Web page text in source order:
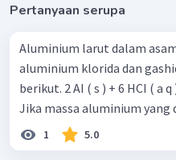
Pertanyaan serupa
Aluminium larut dalam
aluminium klorida dan
berikut. 2 AI ( s ) + 6 HCI ( a q ) → 2 AICI 3 ​ ( a q ) + 3 H 2 ​ ( g )
Jika massa aluminium yang
1 5.0